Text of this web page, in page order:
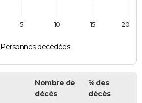
Personnes décédées
5 10 15 20
Nombre de
décès
% des
décès